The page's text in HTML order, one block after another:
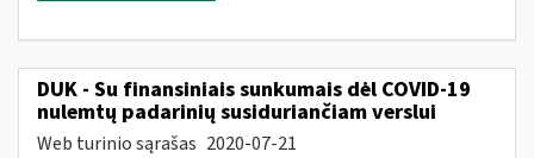
DUK - Su finansiniais sunkumais dėl COVID-19
nulemtų padarinių susiduriančiam verslui
Web turinio sąrašas 2020-07-21